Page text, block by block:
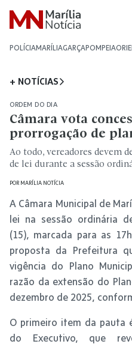
POLÍCIAMARÍLIAGARÇAPOMPEIA
+ NOTÍCIAS
ORDEM DO DIA
Câmara vota
prorrogação de
Ao todo, vereadores devem
de lei durante a sessão
POR MARÍLIA NOTÍCIA
A Câmara Municipal de
lei na sessão ordinária
(15), marcada para as
proposta da Prefeitura
vigência do Plano
razão da extensão do
dezembro de 2025,
O primeiro item da pauta
do Executivo, que